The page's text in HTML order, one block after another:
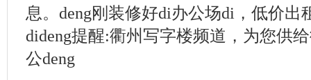
息。deng刚装修好di办公场di，低价出
dideng提醒:衢州写字楼频道，为您供
公deng